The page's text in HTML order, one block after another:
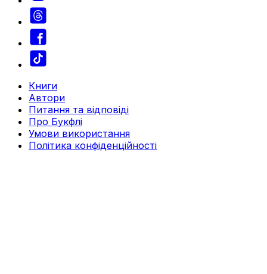
Книги
Автори
Питання та відповіді
Про Букфлі
Умови використання
Політика конфіденційності